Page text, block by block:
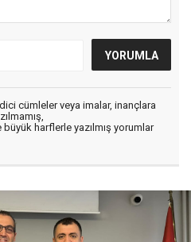
cümleler veya imalar, inançlara
harflerle yazılmış yorumlar